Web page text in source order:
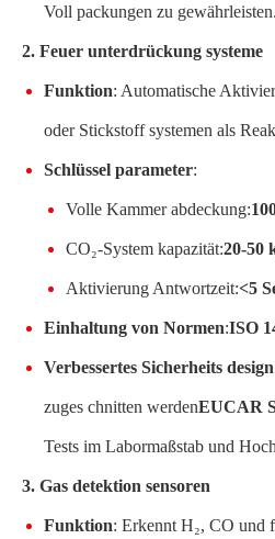
Voll packungen zu gewährleisten.
2. Feuer unterdrückung systeme
Funktion: Automatische
oder Stickstoff systemen als
Schlüssel parameter:
Volle Kammer abdeckung:
CO₂-System kapazität:20-50
Aktivierung Antwortzeit:<5
Einhaltung von Normen:ISO
Verbessertes Sicherheits design
zuges chnitten werdenEUCAR
Tests im Labormaßstab und
3. Gas detektion sensoren
Funktion: Erkennt H₂, CO und